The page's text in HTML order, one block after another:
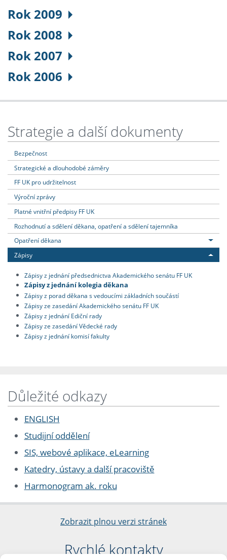
Rok 2009
Rok 2008
Rok 2007
Rok 2006
Strategie a další dokumenty
Bezpečnost
Strategické a dlouhodobé záměry
FF UK pro udržitelnost
Výroční zprávy
Platné vnitřní předpisy FF UK
Rozhodnutí a sdělení děkana, opatření a sdělení tajemníka
Opatření děkana
Zápisy
Zápisy z jednání předsednictva Akademického senátu FF UK
Zápisy z jednání kolegia děkana
Zápisy z porad děkana s vedoucími základních součástí
Zápisy ze zasedání Akademického senátu FF UK
Zápisy z jednání Ediční rady
Zápisy ze zasedání Vědecké rady
Zápisy z jednání komisí fakulty
Důležité odkazy
ENGLISH
Studijní oddělení
SIS, webové aplikace, eLearning
Katedry, ústavy a další pracoviště
Harmonogram ak. roku
Zobrazit plnou verzi stránek
Rychlé kontakty